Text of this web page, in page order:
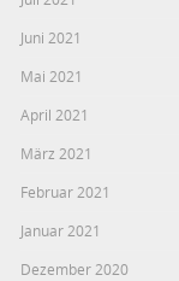
Juni 2021
Mai 2021
April 2021
März 2021
Februar 2021
Januar 2021
Dezember 2020